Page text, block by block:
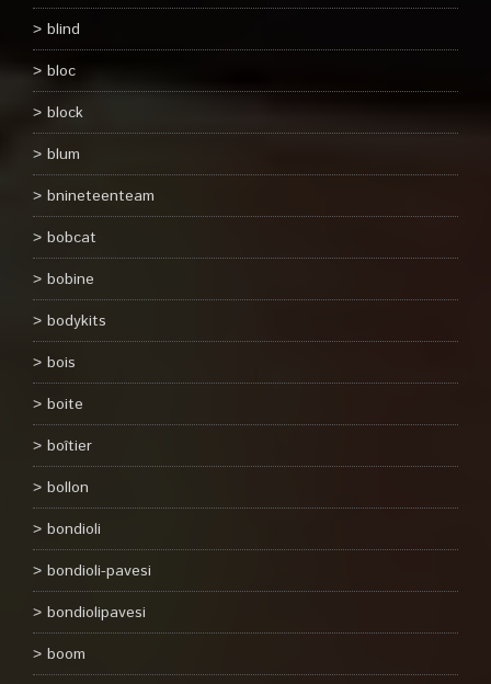
blind
bloc
block
blum
bnineteenteam
bobcat
bobine
bodykits
bois
boite
boîtier
bollon
bondioli
bondioli-pavesi
bondiolipavesi
boom